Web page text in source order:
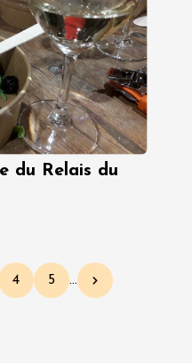
du Relais du
courante
Page
4 Page
5 … Page suivante